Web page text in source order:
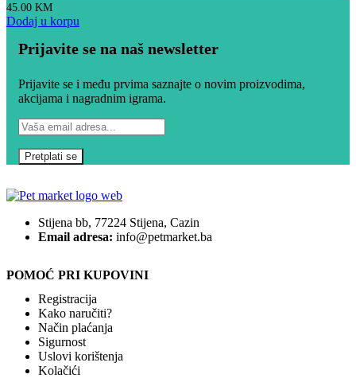
45.00 KM
Dodaj u korpu
Prijavite se na naš newsletter
Prijavite se i među prvima saznajte o novim proizvodima,
akcijama i nagradnim igrama.
Stijena bb, 77224 Stijena, Cazin
Email adresa: info@petmarket.ba
POMOĆ PRI KUPOVINI
Registracija
Kako naručiti?
Način plaćanja
Sigurnost
Uslovi korištenja
Kolačići